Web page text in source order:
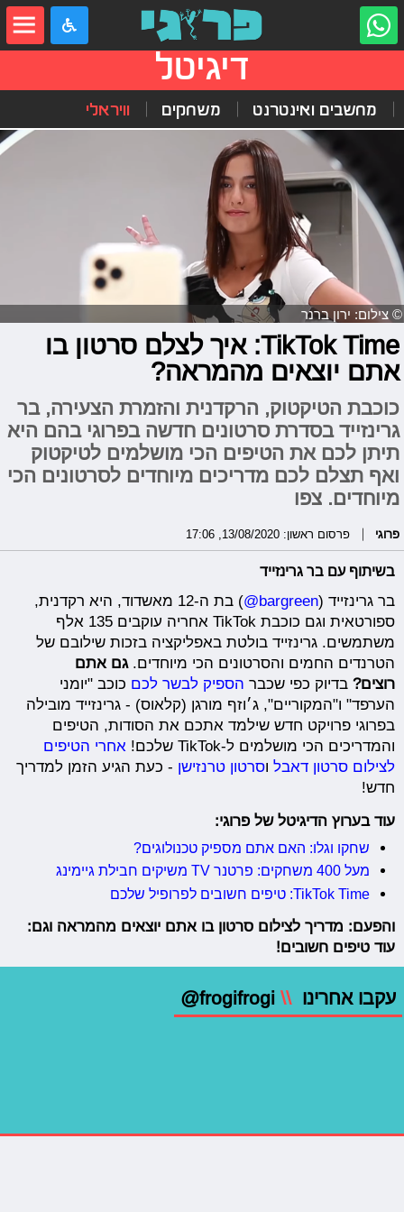
דיגיטל
מחשבים ואינטרנט משחקים וויראלי
© צילום: ירון ברנר
TikTok Time: איך לצלם סרטון בו
אתם יוצאים מהמראה?
כוכבת הטיקטוק, הרקדנית והזמרת הצעירה, בר
גרינזייד בסדרת סרטונים חדשה בפרוגי בהם היא
תיתן לכם את הטיפים הכי מושלמים לטיקטוק
ואף תצלם לכם מדריכים מיוחדים לסרטונים הכי
מיוחדים. צפו
פרוגי פרסום ראשון: 13/08/2020, 17:06
בשיתוף עם בר גרינזייד
בר גרינזייד (bargreen@
) בת ה-12 מאשדוד, היא רקדנית,
ספורטאית וגם כוכבת TikTok אחריה עוקבים 135 אלף
משתמשים. גרינזייד בולטת באפליקציה בזכות שילובם של
הטרנדים החמים והסרטונים הכי מיוחדים.גם אתם
רוצים? בדיוק כפי שכבר הספיק לבשר לכם כוכב "יומני
הערפד" ו"המקוריים", ג׳וזף מורגן (קלאוס) - גרינזייד מובילה
בפרוגי פרויקט חדש שילמד אתכם את הסודות, הטיפים
והמדריכים הכי מושלמים ל-TikTok שלכם!
אחרי הטיפים
לצילום סרטון דאבל וסרטון טרנזישן - כעת הגיע הזמן למדריך
חדש!
עוד בערוץ הדיגיטל של פרוגי:
שחקו וגלו: האם אתם מספיק טכנולוגים?
מעל 400 משחקים: פרטנר TV משיקים חבילת גיימינג
TikTok Time: טיפים חשובים לפרופיל שלכם
והפעם: מדריך לצילום סרטון בו אתם יוצאים מהמראה וגם:
עוד טיפים חשובים!
@frogifrogi \\ עקבו אחרינו